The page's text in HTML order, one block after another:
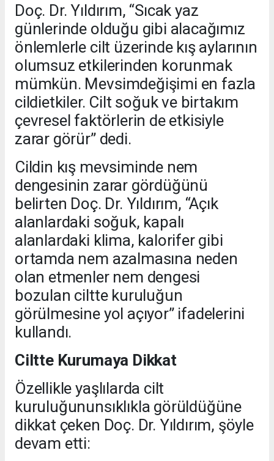
Doç. Dr. Yıldırım, “Sıcak yaz
günlerinde olduğu gibi alacağımız
önlemlerle cilt üzerinde kış aylarının
olumsuz etkilerinden korunmak
mümkün. Mevsimdeğişimi en fazla
cildietkiler. Cilt soğuk ve birtakım
çevresel faktörlerin de etkisiyle
zarar görür” dedi.
Cildin kış mevsiminde nem
dengesinin zarar gördüğünü
belirten Doç. Dr. Yıldırım, “Açık
alanlardaki soğuk, kapalı
alanlardaki klima, kalorifer gibi
ortamda nem azalmasına neden
olan etmenler nem dengesi
bozulan ciltte kuruluğun
görülmesine yol açıyor” ifadelerini
kullandı.
Ciltte Kurumaya Dikkat
Özellikle yaşlılarda cilt
kuruluğununsıklıkla görüldüğüne
dikkat çeken Doç. Dr. Yıldırım, şöyle
devam etti: